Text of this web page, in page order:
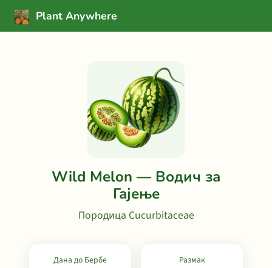
Plant Anywhere
Wild Melon — Водич за
Гајење
Породица Cucurbitaceae
Дана до Бербе Размак